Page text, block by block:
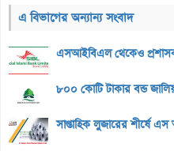
এ বিভাগের অন্যান্য সংবাদ
এসআইবিএল থেকেও প্রশাসক
৮০০ কোটি টাকার বন্ড
সাপ্তাহিক লুজারের শীর্ষে